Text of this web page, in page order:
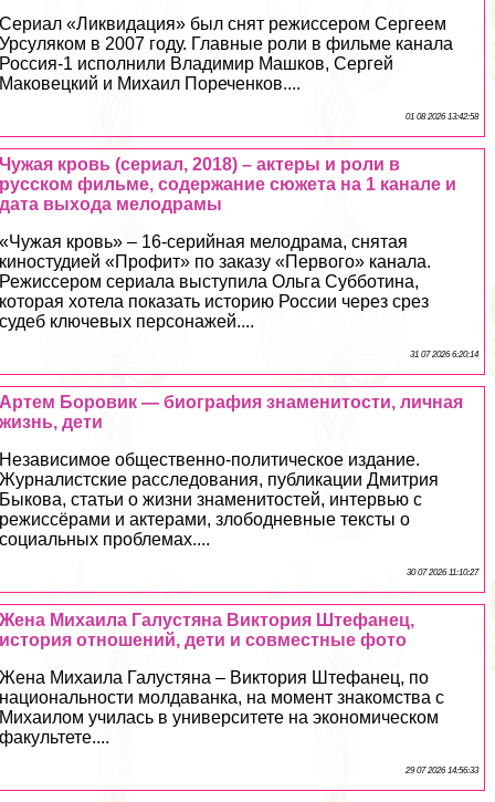
Сериал «Ликвидация» был снят режиссером Сергеем
Урсуляком в 2007 году. Главные роли в фильме канала
Россия-1 исполнили Владимир Машков, Сергeй
Маковецкий и Михаил Пореченков....
01 08 2026 13:42:58
Чужая кровь (сериал, 2018) – актеры и роли в
русском фильме, содержание сюжета на 1 канале и
дата выхода мелодрамы
«Чужая кровь» – 16-серийная мелодрама, снятая
киностудией «Профит» по заказу «Первого» канала.
Режиссером сериала выступила Ольга Субботина,
которая хотела показать историю России через срез
судеб ключевых персонажей....
31 07 2026 6:20:14
Артем Боровик — биография знаменитости, личная
жизнь, дети
Независимое общественно-политическое издание.
Журналистские расследования, публикации Дмитрия
Быкова, статьи о жизни знаменитостей, интервью с
режисcёрами и актерами, злободневные тексты о
социальных проблемах....
30 07 2026 11:10:27
Жена Михаила Галустяна Виктория Штефанец,
история отношений, дети и совместные фото
Жена Михаила Галустяна – Виктория Штефанец, по
национальности молдаванка, на момент знакомства с
Михаилом училась в университете на экономическом
факультете....
29 07 2026 14:56:33